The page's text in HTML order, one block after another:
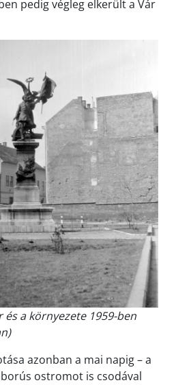
pedig végleg elkerült a Vár
a környezete 1959-ben
azonban a mai napig – a
ostromot is csodával